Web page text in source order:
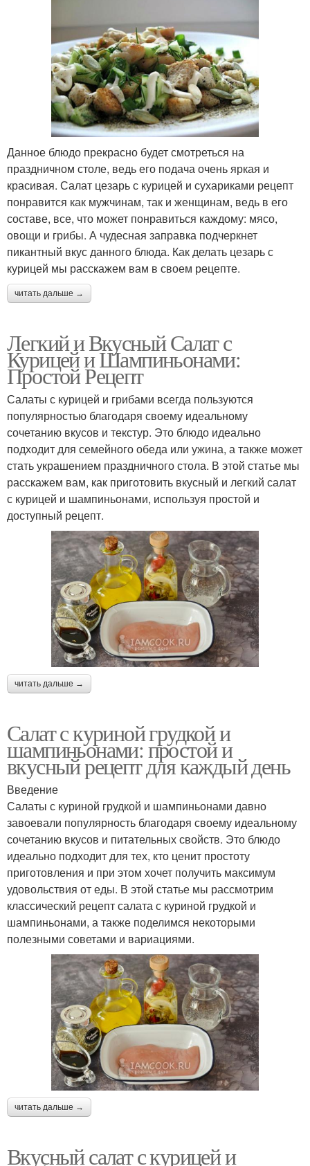
Данное блюдо прекрасно будет смотреться на
праздничном столе, ведь его подача очень яркая и
красивая. Салат цезарь с курицей и сухариками рецепт
понравится как мужчинам, так и женщинам, ведь в его
составе, все, что может понравиться каждому: мясо,
овощи и грибы. А чудесная заправка подчеркнет
пикантный вкус данного блюда. Как делать цезарь с
курицей мы расскажем вам в своем рецепте.
читать дальше →
Легкий и Вкусный Салат с
Курицей и Шампиньонами:
Простой Рецепт
Салаты с курицей и грибами всегда пользуются
популярностью благодаря своему идеальному
сочетанию вкусов и текстур. Это блюдо идеально
подходит для семейного обеда или ужина, а также может
стать украшением праздничного стола. В этой статье мы
расскажем вам, как приготовить вкусный и легкий салат
с курицей и шампиньонами, используя простой и
доступный рецепт.
читать дальше →
Салат с куриной грудкой и
шампиньонами: простой и
вкусный рецепт для каждый день
Введение
Салаты с куриной грудкой и шампиньонами давно
завоевали популярность благодаря своему идеальному
сочетанию вкусов и питательных свойств. Это блюдо
идеально подходит для тех, кто ценит простоту
приготовления и при этом хочет получить максимум
удовольствия от еды. В этой статье мы рассмотрим
классический рецепт салата с куриной грудкой и
шампиньонами, а также поделимся некоторыми
полезными советами и вариациями.
читать дальше →
Вкусный салат с курицей и